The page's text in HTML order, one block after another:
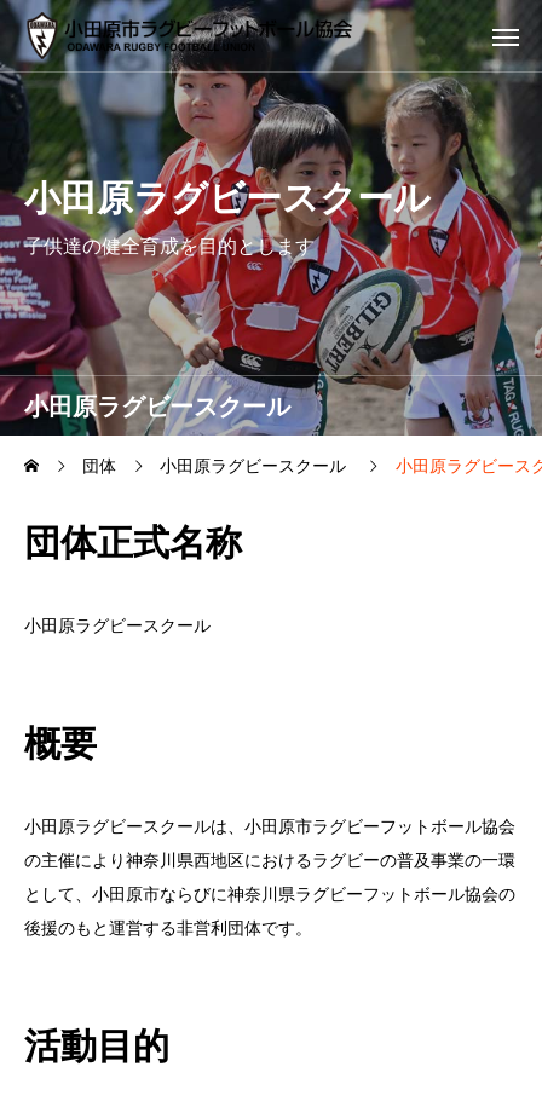
小田原ラグビースクール
小田原ラグビースクール
子供達の健全育成を目的とします
団体 小田原ラグビースクール 小田原ラグビース
団体正式名称
小田原ラグビースクール
概要
小田原ラグビースクールは、小田原市ラグビーフットボール協会
の主催により神奈川県西地区におけるラグビーの普及事業の一環
として、小田原市ならびに神奈川県ラグビーフットボール協会の
後援のもと運営する非営利団体です。
活動目的